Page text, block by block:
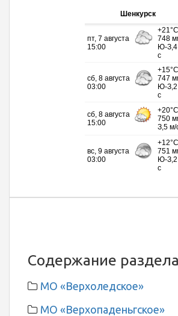
Шенкурск
Содержание
МО «Верхоледское»
МО «Верхопаденьгское»